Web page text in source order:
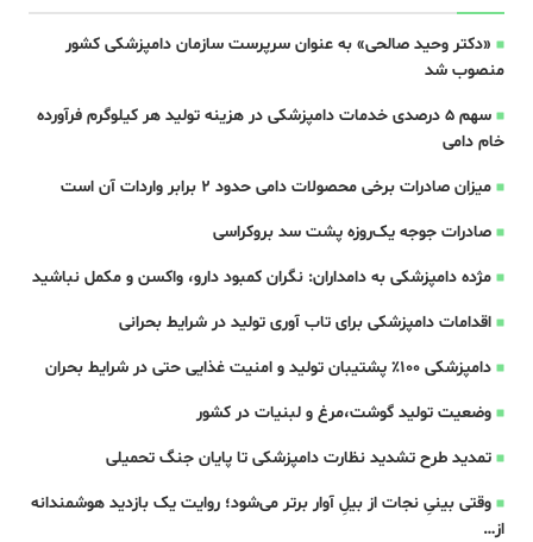
«دکتر وحید صالحی» به عنوان سرپرست سازمان دامپزشکی کشور
منصوب شد
سهم ۵ درصدی خدمات دامپزشکی در هزینه تولید هر کیلوگرم فرآورده
خام دامی
میزان صادرات برخی محصولات دامی حدود ۲ برابر واردات آن است
صادرات جوجه یک‌روزه پشت سد بروکراسی
مژده دامپزشکی به دامداران: نگران کمبود دارو، واکسن و مکمل‌ نباشید
اقدامات دامپزشکی برای تاب آوری تولید در شرایط بحرانی
دامپزشکی ۱۰۰٪ پشتیبان تولید و امنیت غذایی حتی در شرایط بحران
وضعیت تولید گوشت،مرغ و لبنیات در کشور
تمدید طرح تشدید نظارت دامپزشکی تا پایان جنگ تحمیلی
وقتی بینیِ نجات از بیلِ آوار برتر می‌شود؛ روایت یک بازدید هوشمندانه
از…